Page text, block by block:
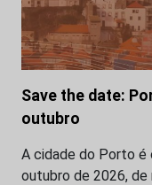
Save the date:
outubro
A cidade do Porto é
outubro de 2026, de